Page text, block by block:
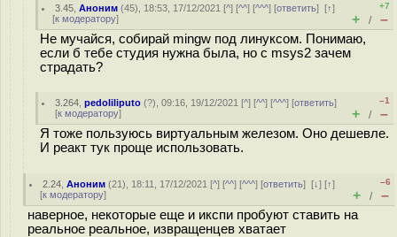
3.45 ,Аноним (45), 18:53, 17/12/2021 [^] [^^] [^^^] [ответить][↑]
[к модератору]
+7
+ / –
Не мучайся, собирай mingw под линуксом. Понимаю,
если б тебе студия нужна была, но с msys2 зачем
страдать?
3.264 ,pedoliliputo (?), 09:16, 19/12/2021 [^] [^^] [^^^] [ответить]
[к модератору]
–1
+ / –
Я тоже пользуюсь виртуальным железом. Оно дешевле.
И реакт тук проще использовать.
2.24 ,Аноним (21), 18:11, 17/12/2021 [^] [^^] [^^^] [ответить][↓] [↑]
[к модератору]
–6
+ / –
наверное, некоторые еще и икспи пробуют ставить на
реальное реальное, извращенцев хватает